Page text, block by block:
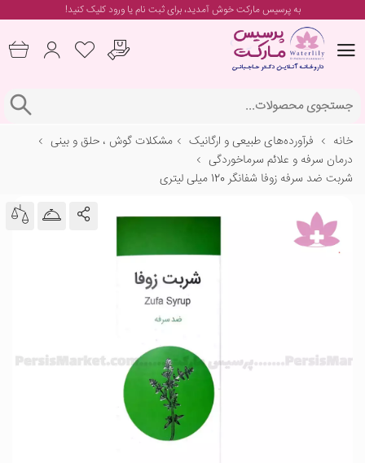
به پرسیس مارکت خوش آمدید، برایثبت نام یا ورودکلیک کنید!
خانه فرآورده‌های طبیعی و ارگانیک
مشکلات گوش ، حلق و بینی
درمان سرفه و علائم سرماخوردگی
شربت ضد سرفه زوفا شفانگر 120 میلی لیتری